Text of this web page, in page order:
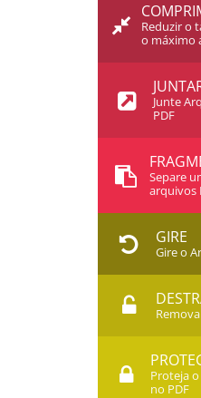
Reduzir o
o máximo
Junte
PDF
Separe
arquivos
GIRE
Gire o
Proteja
no PDF